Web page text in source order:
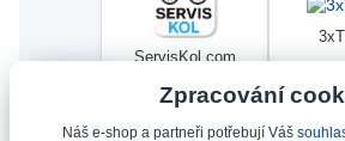
ServisKol.com
Zpracování
Náš e-shop a partneři potřebují Váš